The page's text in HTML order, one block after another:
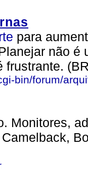
para
não é
frustrante.
bin/forum/
Monitores,